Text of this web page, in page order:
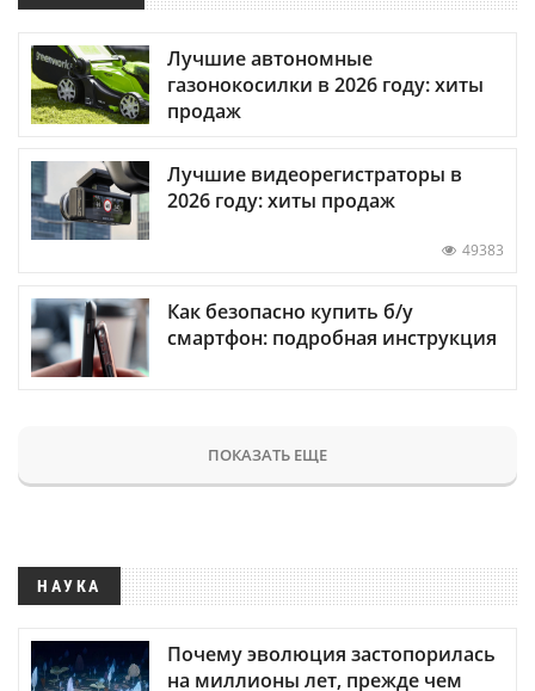
Лучшие автономные
газонокосилки в 2026 году: хиты
продаж
Лучшие видеорегистраторы в
2026 году: хиты продаж
49383
Как безопасно купить б/у
смартфон: подробная инструкция
ПОКАЗАТЬ ЕЩЕ
НАУКА
Почему эволюция застопорилась
на миллионы лет, прежде чем